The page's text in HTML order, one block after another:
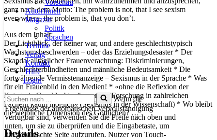
Vorschau
AutorInnen
Magazin
Politik
Sprachen
Termine
Verlag
Kontakt
Hilfe
Login
Suchen
nach …
Wenn die
Ergebnisse der automatischen Vervollständigung
verfügbar sind, verwenden Sie die Pfeile nach oben und
unten, um sie zu überprüfen und die Eingabetaste, um
die gewünschte Seite aufzurufen. Nutzer von Touch-
ganz nach dem Motto: The problem is not, that I see sexism
everywhere, the problem is, that you don’t.
Aus dem Inhalt:
Der Lichtblick, der keiner war, und andere geschlechtstypisch
Wachstumsbeschwerden – oder das Erziehungsdesaster * Der
Skandal alltäglicher Frauenverachtung: Diskriminierungen,
Geschlechterblindheiten und männliche Bedeutsamkeit * Die
fortwährende Vermisstenanzeige – Sexismus in der Sprache * Was
für ein Frauenbild in den Medien! * «ohne die Reflexion der
Kategorie Geschlecht wäre seriöse Forschung in zahlreichen
Fächern kaum möglich» (Sexismus in der Wissenschaft) * Wo bleibt
die weibliche Dimension des Göttlichen? …
Details